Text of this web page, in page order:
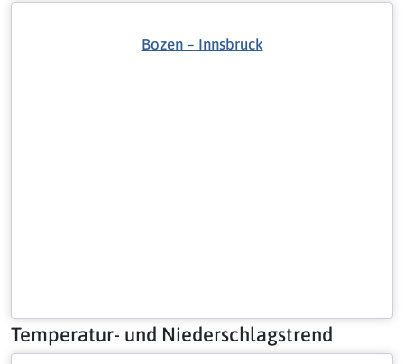
Bozen – Innsbruck
Temperatur- und Niederschlagstrend